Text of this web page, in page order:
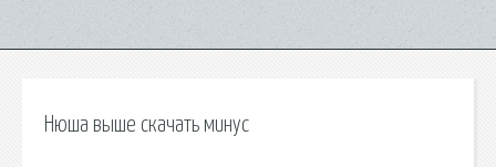
Нюша выше скачать минус